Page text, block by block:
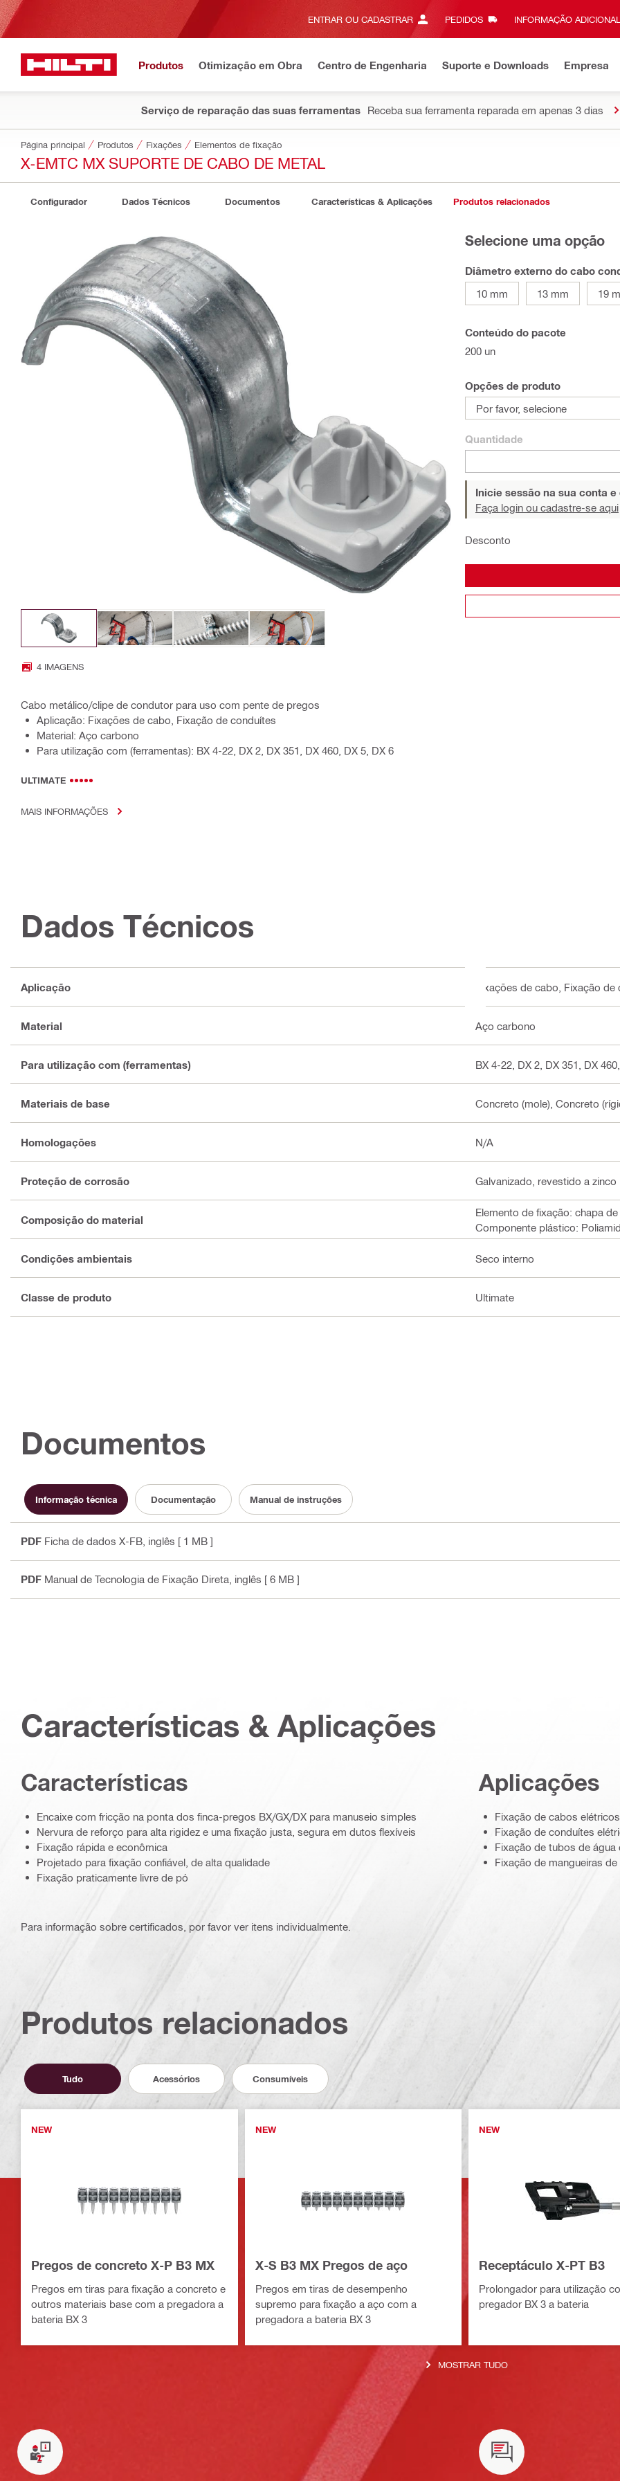
ENTRAR OU CADASTRAR PEDIDOS INFORMAÇÃO ADICIONAL‎
Produtos Otimização em Obra Centro de Engenharia Suporte e Downloads Empresa
Serviço de reparação das suas ferramentas Receba sua ferramenta reparada em apenas 3 dias
Página principal Produtos Fixações Elementos de fixação
X-EMTC MX SUPORTE DE CABO DE METAL
Configurador Dados Técnicos Documentos Características & Aplicações Produtos relacionados
4 IMAGENS
Cabo metálico/clipe de condutor para uso com pente de pregos
Aplicação: Fixações de cabo, Fixação de conduítes
Material: Aço carbono
Para utilização com (ferramentas): BX 4-22, DX 2, DX 351, DX 460, DX 5, DX 6
ULTIMATE
MAIS INFORMAÇÕES
Selecione uma opção
Diâmetro externo do cabo
10 mm
13 mm 19
Conteúdo do pacote
200 un
Opções de produto
Por favor, selecione
Quantidade
Inicie sessão na sua conta
Faça login ou cadastre-se aqui
Desconto
Dados Técnicos
Aplicação Fixações de cabo, Fixação
Material Aço carbono
Para utilização com (ferramentas) BX 4-22, DX 2, DX 351, DX
Materiais de base Concreto (mole), Concreto
Homologações N/A
Proteção de corrosão Galvanizado, revestido a zinco
Composição do material
Elemento de fixação: chapa
Componente plástico:
Condições ambientais Seco interno
Classe de produto Ultimate
Documentos
Informação técnica Documentação Manual de instruções
PDF Ficha de dados X-FB , inglês [ 1 MB ]
PDF Manual de Tecnologia de Fixação Direta , inglês [ 6 MB ]
Características & Aplicações
Características
Encaixe com fricção na ponta dos finca-pregos BX/GX/DX para manuseio simples
Nervura de reforço para alta rigidez e uma fixação justa, segura em dutos flexíveis
Fixação rápida e econômica
Projetado para fixação confiável, de alta qualidade
Fixação praticamente livre de pó
Aplicações
Fixação de cabos elétricos
Fixação de conduítes
Fixação de tubos de água
Fixação de mangueiras de
Para informação sobre certificados, por favor ver itens individualmente.
Produtos relacionados
Tudo Acessórios Consumíveis
NEW
Pregos de concreto X-P B3 MX
Pregos em tiras para fixação a concreto e
outros materiais base com a pregadora a
bateria BX 3
NEW
X-S B3 MX Pregos de aço
Pregos em tiras de desempenho
supremo para fixação a aço com a
pregadora a bateria BX 3
NEW
Receptáculo X-PT B3
Prolongador para utilização
pregador BX 3 a bateria
MOSTRAR TUDO